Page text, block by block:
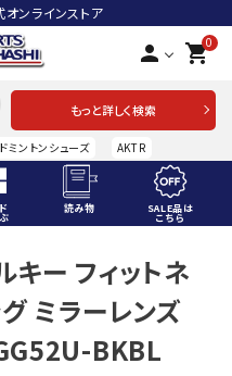
ンラインストア
person 0
shopping_cart
もっと詳しく検索
ミントンシューズ AKTR
読み物 SALE品は
こちら
キー フィットネ
ミラーレンズ
BKBL